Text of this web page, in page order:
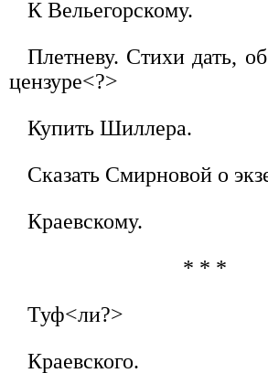
К Вельегорскому.
Плетневу. Стихи дать,
цензуре<?>
Купить Шиллера.
Сказать Смирновой о
Краевскому.
* * *
Туф<ли?>
Краевского.